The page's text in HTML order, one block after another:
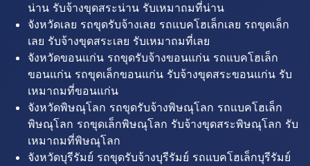
น่าน รับจ้างขุดสระน่าน รับเหมาถมที่น่าน
จังหวัดเลย รถขุดรับจ้างเลย รถแบคโฮเล็กเลย รถขุดเล็ก
เลย รับจ้างขุดสระเลย รับเหมาถมที่เลย
จังหวัดขอนแก่น รถขุดรับจ้างขอนแก่น รถแบคโฮเล็ก
ขอนแก่น รถขุดเล็กขอนแก่น รับจ้างขุดสระขอนแก่น รับ
เหมาถมที่ขอนแก่น
จังหวัดพิษณุโลก รถขุดรับจ้างพิษณุโลก รถแบคโฮเล็ก
พิษณุโลก รถขุดเล็กพิษณุโลก รับจ้างขุดสระพิษณุโลก รับ
เหมาถมที่พิษณุโลก
จังหวัดบุรีรัมย์ รถขุดรับจ้างบุรีรัมย์ รถแบคโฮเล็กบุรีรัมย์